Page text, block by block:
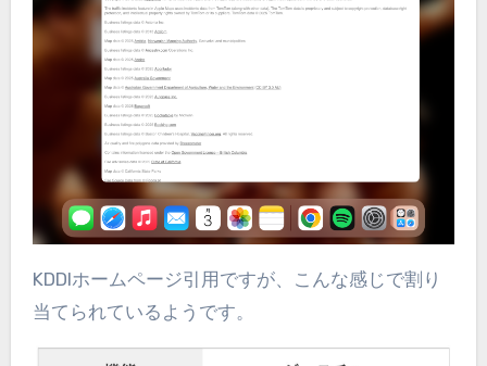
KDDIホームページ引用ですが、こんな感じで割り
当てられているようです。